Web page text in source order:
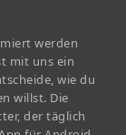
werden
mit uns ein
wie du
willst. Die
der täglich